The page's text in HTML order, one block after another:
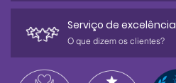
Serviço de excelência
O que dizem os clientes?